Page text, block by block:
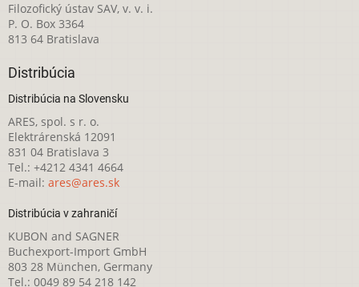
Filozofický ústav SAV, v. v. i.
P. O. Box 3364
813 64 Bratislava
Distribúcia
Distribúcia na Slovensku
ARES, spol. s r. o.
Elektrárenská 12091
831 04 Bratislava 3
Tel.: +4212 4341 4664
E-mail: ares@ares.sk
Distribúcia v zahraničí
KUBON and SAGNER
Buchexport-Import GmbH
803 28 München, Germany
Tel.: 0049 89 54 218 142